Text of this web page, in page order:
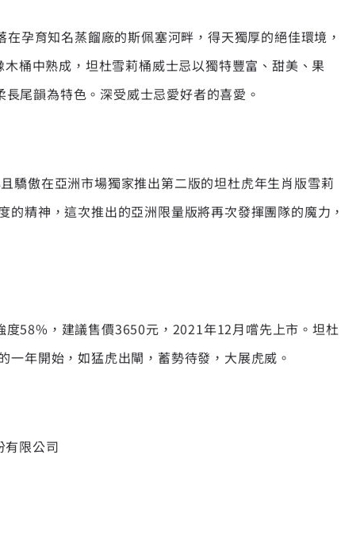
孕育知名蒸餾廠的斯佩塞河畔，得天獨厚的絕佳環境，
桶中熟成，坦杜雪莉桶威士忌以獨特豐富、甜美、果
尾韻為特色。深受威士忌愛好者的喜愛。
傲在亞洲市場獨家推出第二版的坦杜虎年生肖版雪莉
精神，這次推出的亞洲限量版將再次發揮團隊的魔力，
58%，建議售價3650元，2021年12月嚐先上市。坦杜
年開始，如猛虎出閘，蓄勢待發，大展虎威。
限公司